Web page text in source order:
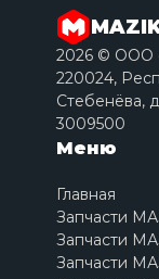
2026 © ООО
220024,
Стебенёва,
3009500
Меню
Главная
Запчасти
Запчасти
Запчасти